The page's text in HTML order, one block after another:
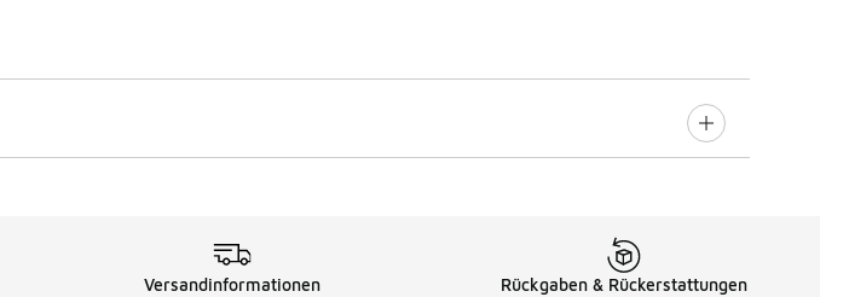
Versandinformationen Rückgaben & Rückerstattungen